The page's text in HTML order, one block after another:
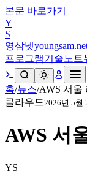
본문 바로가기
Y
S
영삼넷
프로그램기술노트
홈/뉴스/AWS 서울
클라우드2026년 5월
AWS 서
YS